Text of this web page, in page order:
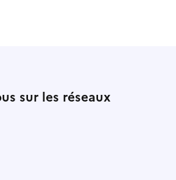
sur les réseaux